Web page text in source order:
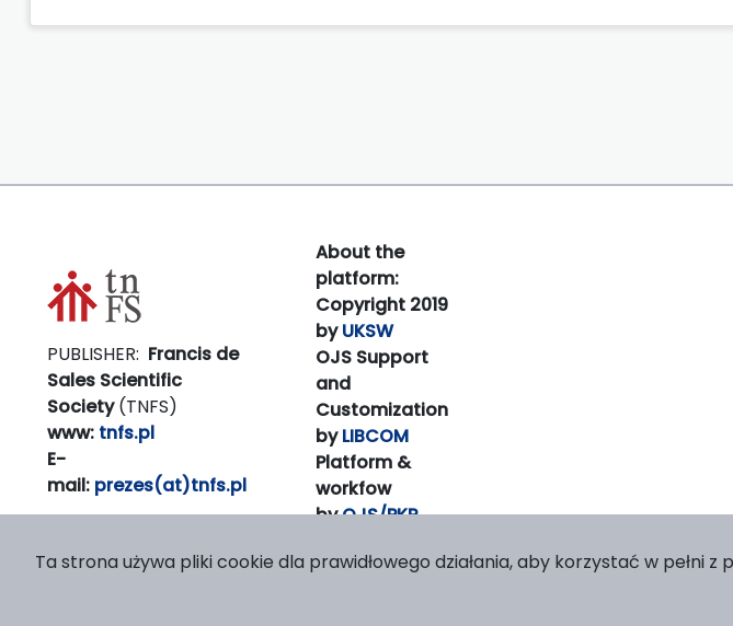
PUBLISHER: Francis de
Sales Scientific
Society(TNFS)
www: tnfs.pl
E-
mail: prezes(at)tnfs.pl
About the
platform:
Copyright 2019
byUKSW
OJS Support
and
Customization
byLIBCOM
Platform &
workfow
byOJS/PKP
Ta strona używa pliki cookie dla prawidłowego działania, aby korzystać w pełni